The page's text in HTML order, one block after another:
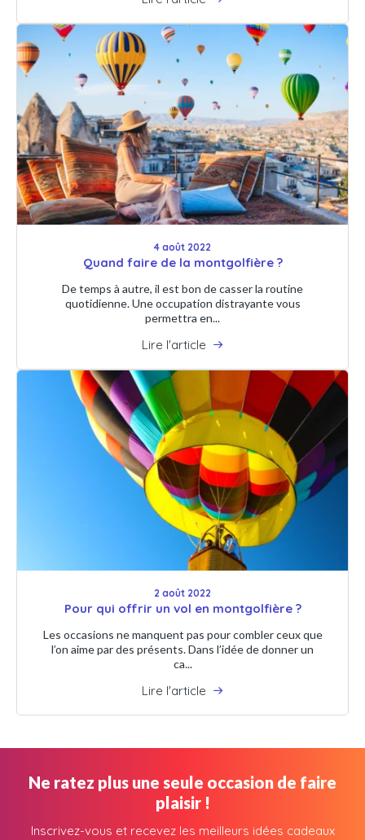
4 août 2022
Quand faire de la montgolfière ?
De temps à autre, il est bon de casser la routine
quotidienne. Une occupation distrayante vous
permettra en...
Lire l'article
2 août 2022
Pour qui offrir un vol en montgolfière ?
Les occasions ne manquent pas pour combler ceux que
l’on aime par des présents. Dans l’idée de donner un
ca...
Lire l'article
Ne ratez plus une seule occasion de faire
plaisir !
Inscrivez-vous et recevez les meilleurs idées cadeaux